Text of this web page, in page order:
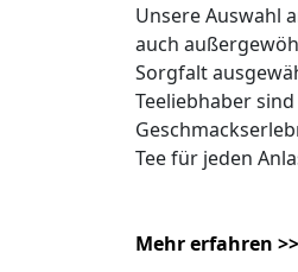
Unsere Auswahl
auch
Sorgfalt
Teeliebhaber
Tee für jeden
Mehr erfahren